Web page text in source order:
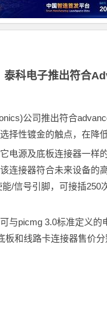
泰科电子推出符合
公司推出符合
择性镀金的触点，在降
电源及底板连接器一样
连接器符合未来设备的
/信号引脚，可接插
与picmg 3.0标准定义
板和线路卡连接器售价